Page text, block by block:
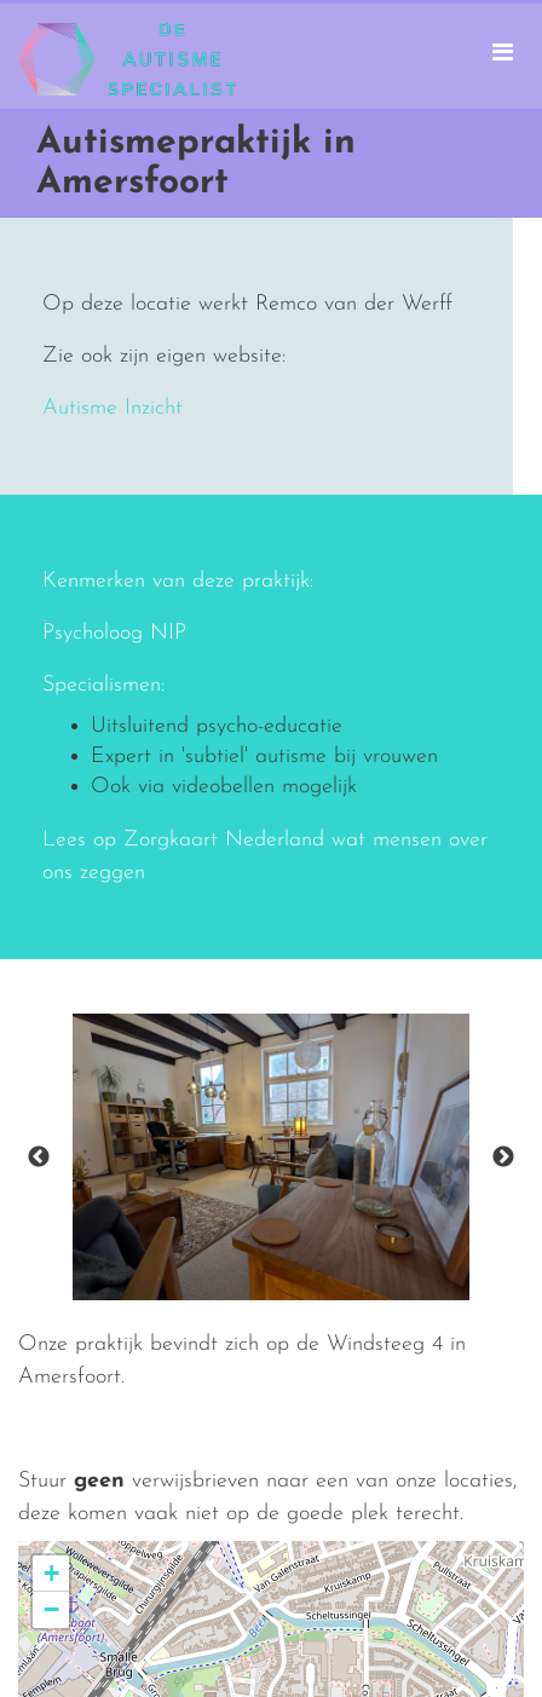
Autismepraktijk in
Amersfoort
Op deze locatie werkt Remco van der Werff
Zie ook zijn eigen website:
Autisme Inzicht
Kenmerken van deze praktijk:
Psycholoog NIP
Specialismen:
Uitsluitend psycho-educatie
Expert in 'subtiel' autisme bij vrouwen
Ook via videobellen mogelijk
Lees op Zorgkaart Nederland wat mensen over
ons zeggen
Onze praktijk bevindt zich op de Windsteeg 4 in
Amersfoort.
Stuur geen verwijsbrieven naar een van onze locaties,
deze komen vaak niet op de goede plek terecht.
+
−